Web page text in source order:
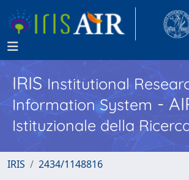
IRISInstitutional
Information System -
Istituzionale della
IRIS 2434/1148816